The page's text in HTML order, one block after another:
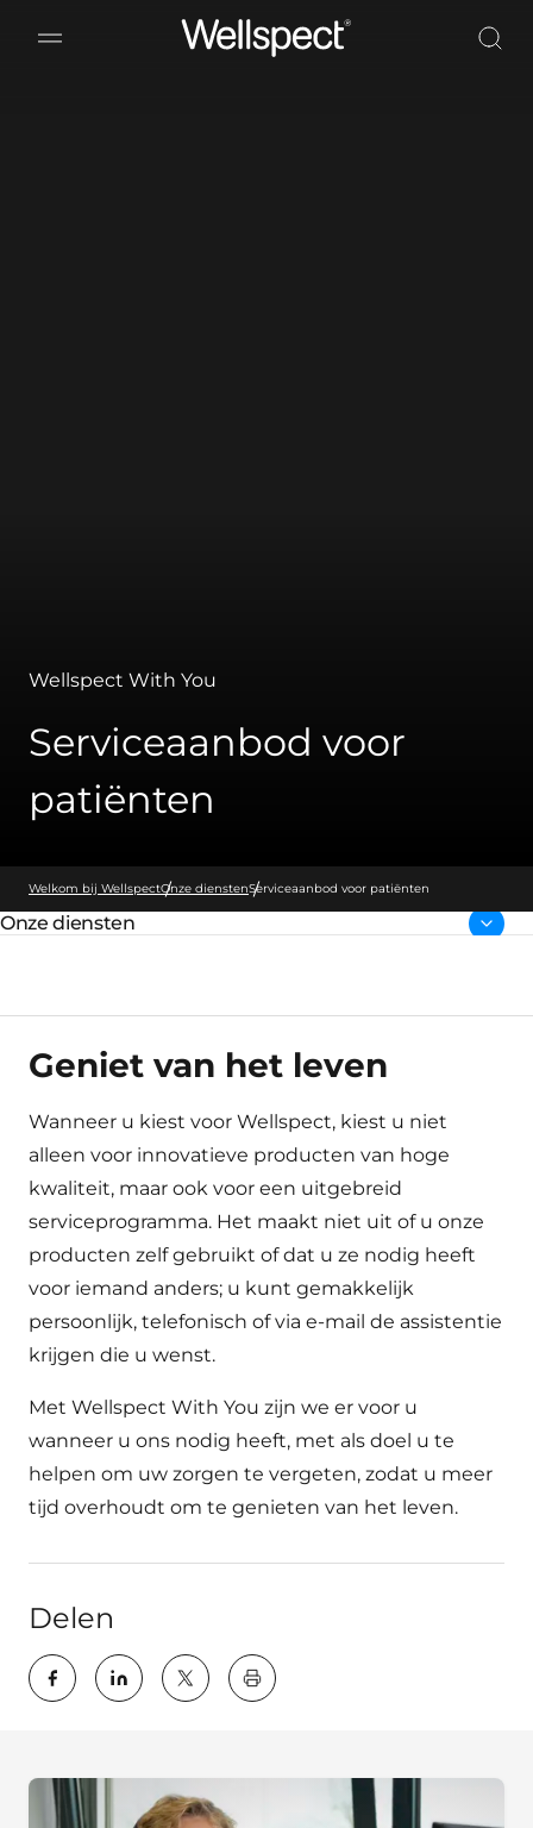
Wellspect
Wellspect With You
Serviceaanbod voor
patiënten
Welkom bij WellspectOnze dienstenServiceaanbod voor patiënten
Bovenliggende pagina:
Onze diensten
Geniet van het leven
Wanneer u kiest voor Wellspect, kiest u niet
alleen voor innovatieve producten van hoge
kwaliteit, maar ook voor een uitgebreid
serviceprogramma. Het maakt niet uit of u onze
producten zelf gebruikt of dat u ze nodig heeft
voor iemand anders; u kunt gemakkelijk
persoonlijk, telefonisch of via e-mail de assistentie
krijgen die u wenst.
Met Wellspect With You zijn we er voor u
wanneer u ons nodig heeft, met als doel u te
helpen om uw zorgen te vergeten, zodat u meer
tijd overhoudt om te genieten van het leven.
Delen
key:global.print-this-page